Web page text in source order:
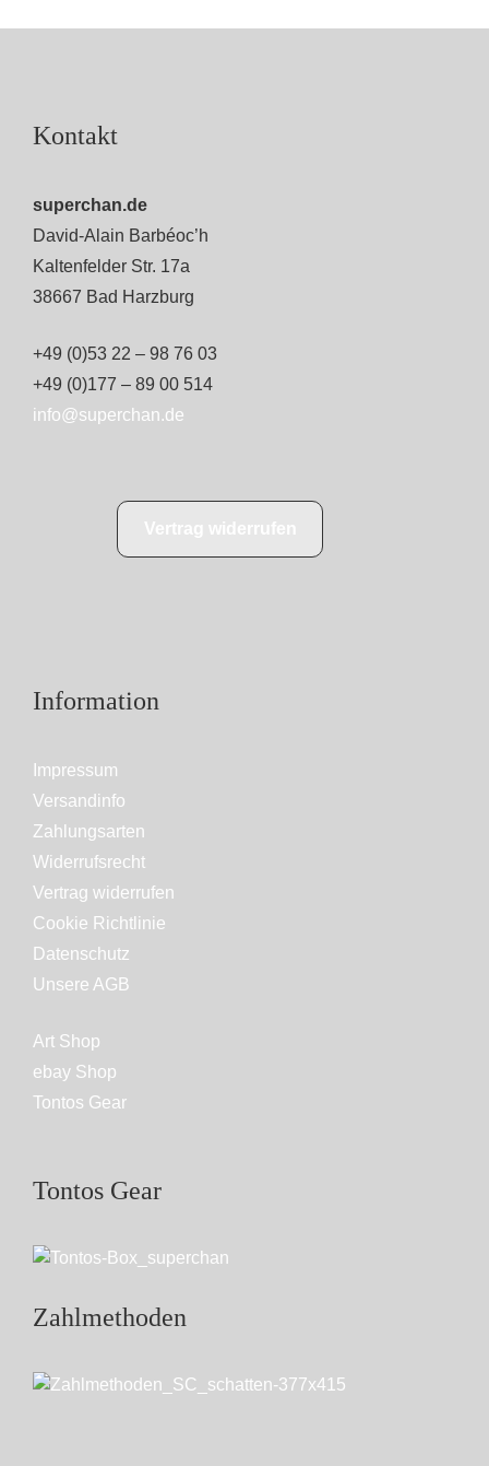
Kontakt
superchan.de
David-Alain Barbéoc’h
Kaltenfelder Str. 17a
38667 Bad Harzburg
+49 (0)53 22 – 98 76 03
+49 (0)177 – 89 00 514
info@superchan.de
Information
Impressum
Versandinfo
Zahlungsarten
Widerrufsrecht
Vertrag widerrufen
Cookie Richtlinie
Datenschutz
Unsere AGB
Art Shop
ebay Shop
Tontos Gear
Tontos Gear
Zahlmethoden